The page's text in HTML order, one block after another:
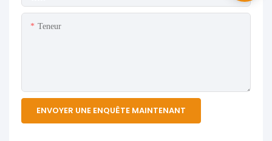
Teneur
ENVOYER UNE ENQUÊTE MAINTENANT